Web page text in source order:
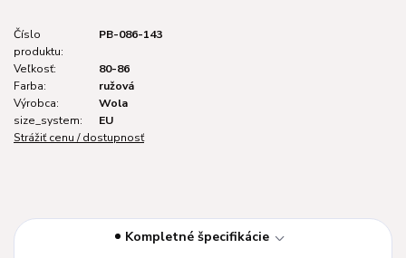
Číslo
produktu:
PB-086-143
Veľkosť:
80-86
Farba:
ružová
Výrobca:
Wola
size_system:
EU
Strážiť cenu / dostupnosť
Kompletné špecifikácie